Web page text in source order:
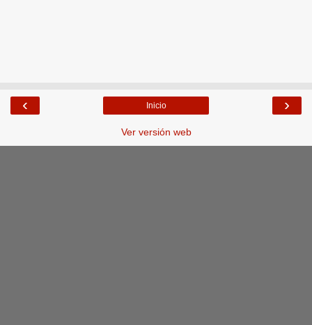
‹ ›
Inicio
Ver versión web